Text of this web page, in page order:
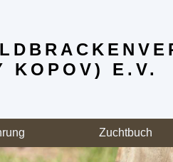
KOPOV) E.V.
Zuchtbuch